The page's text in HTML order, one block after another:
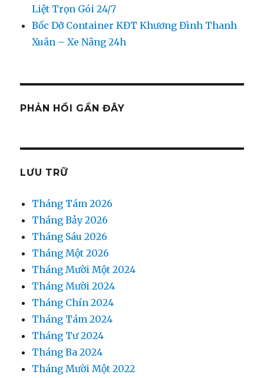
Liệt Trọn Gói 24/7
Bốc Dỡ Container KĐT Khương Đình Thanh
Xuân – Xe Nâng 24h
PHẢN HỒI GẦN ĐÂY
LƯU TRỮ
Tháng Tám 2026
Tháng Bảy 2026
Tháng Sáu 2026
Tháng Một 2026
Tháng Mười Một 2024
Tháng Mười 2024
Tháng Chín 2024
Tháng Tám 2024
Tháng Tư 2024
Tháng Ba 2024
Tháng Mười Một 2022